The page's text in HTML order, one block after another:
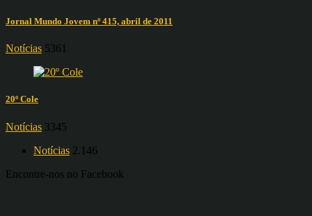
Jornal Mundo Jovem nº 415, abril de 2011
Notícias 5361
20º Cole
Notícias 3345
Notícias 2.146
Encontre-nos no Facebook